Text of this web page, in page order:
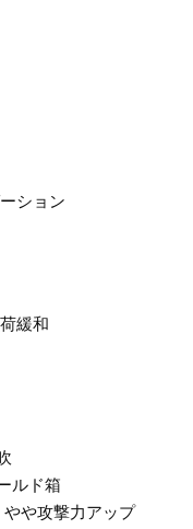
ション
緩和
ルド箱
や攻撃力アップ